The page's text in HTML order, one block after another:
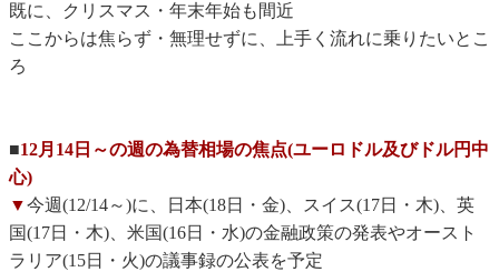
既に、クリスマス・年末年始も間近
ここからは焦らず・無理せずに、上手く流れに乗りたいとこ
ろ
■12月14日～の週の為替相場の焦点(ユーロドル及びドル円中
心)
▼今週(12/14～)に、日本(18日・金)、スイス(17日・木)、英
国(17日・木)、米国(16日・水)の金融政策の発表やオースト
ラリア(15日・火)の議事録の公表を予定